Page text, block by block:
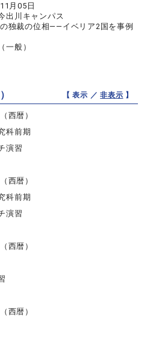
月05日
出川キャンパス
独裁の位相――イベリア2国を事例
一般）
【 表示 ／非表示 】
西暦）
科前期
演習
西暦）
科前期
演習
西暦）
西暦）